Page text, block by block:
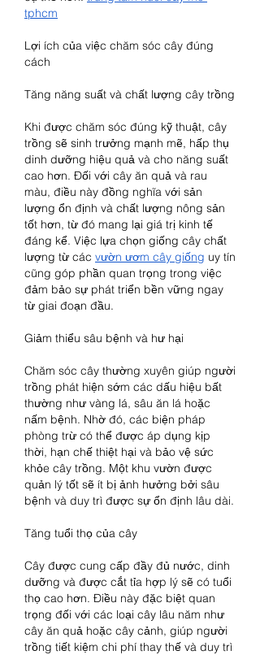
tphcm
Lợi ích của việc chăm sóc cây đúng
cách
Tăng năng suất và chất lượng cây trồng
Khi được chăm sóc đúng kỹ thuật, cây
trồng sẽ sinh trưởng mạnh mẽ, hấp thụ
dinh dưỡng hiệu quả và cho năng suất
cao hơn. Đối với cây ăn quả và rau
màu, điều này đồng nghĩa với sản
lượng ổn định và chất lượng nông sản
tốt hơn, từ đó mang lại giá trị kinh tế
đáng kể. Việc lựa chọn giống cây chất
lượng từ các vườn ươm cây giống uy tín
cũng góp phần quan trọng trong việc
đảm bảo sự phát triển bền vững ngay
từ giai đoạn đầu.
Giảm thiểu sâu bệnh và hư hại
Chăm sóc cây thường xuyên giúp người
trồng phát hiện sớm các dấu hiệu bất
thường như vàng lá, sâu ăn lá hoặc
nấm bệnh. Nhờ đó, các biện pháp
phòng trừ có thể được áp dụng kịp
thời, hạn chế thiệt hại và bảo vệ sức
khỏe cây trồng. Một khu vườn được
quản lý tốt sẽ ít bị ảnh hưởng bởi sâu
bệnh và duy trì được sự ổn định lâu dài.
Tăng tuổi thọ của cây
Cây được cung cấp đầy đủ nước, dinh
dưỡng và được cắt tỉa hợp lý sẽ có tuổi
thọ cao hơn. Điều này đặc biệt quan
trọng đối với các loại cây lâu năm như
cây ăn quả hoặc cây cảnh, giúp người
trồng tiết kiệm chi phí thay thế và duy trì